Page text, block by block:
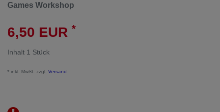
Games Workshop
6,50 EUR *
Inhalt 1 Stück
* inkl. MwSt. zzgl. Versand